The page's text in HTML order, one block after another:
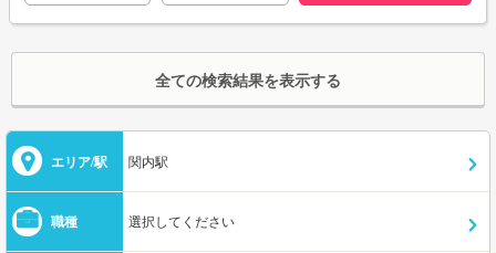
全ての検索結果を表示する
エリア/駅 関内駅
職種 選択してください